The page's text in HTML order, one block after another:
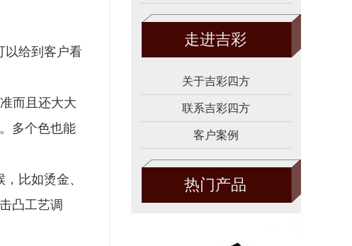
以给到客户看
而且还大大
多个色也能
比如烫金、
凸工艺调
走进吉彩
关于吉彩四方
联系吉彩四方
客户案例
热门产品